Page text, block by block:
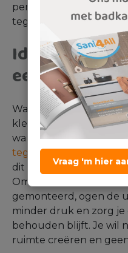
Vraag 'm hier
perfecte optie om uit te
tegelkeuze.
Idee 4:
een van de
Wanneer je geen nis
klein, kun je ervoor
wanden te bekleden
tegels. Over het
dit te doen bij de wand
Omdat het
gemonteerd, ogen de
minder druk en zorg
behouden blijft. Je wil
ruimte creëren en